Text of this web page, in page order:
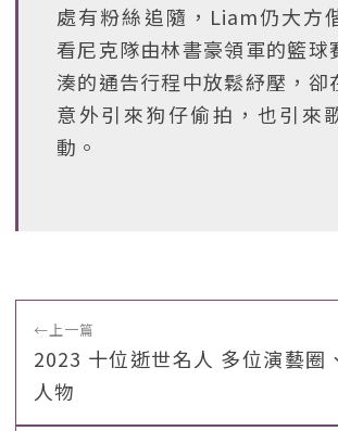
處有粉絲追隨，Liam仍大方
看尼克隊由林書豪領軍的籃球
湊的通告行程中放鬆紓壓，卻
意外引來狗仔偷拍，也引來
動。
←上一篇
2023 十位逝世名人 多位演藝圈
人物